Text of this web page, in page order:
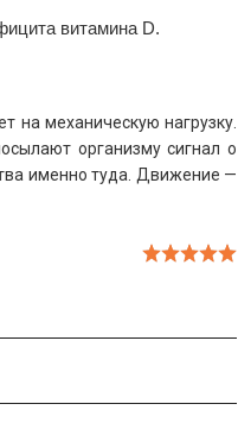
витамина D.
на механическую нагрузку.
организму сигнал о
именно туда. Движение —